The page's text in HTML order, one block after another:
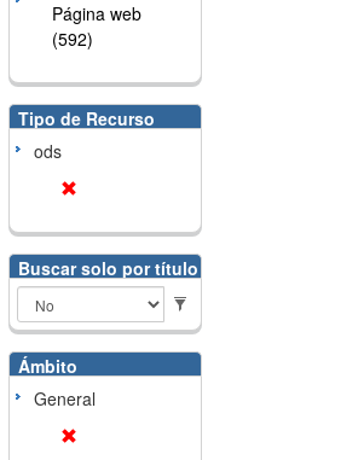
Página web
(592)
Tipo de Recurso
ods
Buscar solo por título
Ámbito
General